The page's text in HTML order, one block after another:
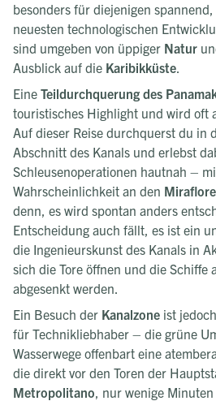
besonders für diejenigen
neuesten technologischen
sind umgeben von üppiger Natur
Ausblick auf die Karibikküste.
Eine Teildurchquerung des
touristisches Highlight und wird oft
Auf dieser Reise durchquerst du in
Abschnitt des Kanals und erlebst
Schleusenoperationen hautnah –
Wahrscheinlichkeit an den
denn, es wird spontan anders
Entscheidung auch fällt, es ist ein
die Ingenieurskunst des Kanals in
sich die Tore öffnen und die Schiffe
abgesenkt werden.
Ein Besuch der Kanalzone ist
für Technikliebhaber – die grüne
Wasserwege offenbart eine
die direkt vor den Toren der
Metropolitano, nur wenige